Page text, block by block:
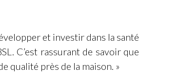
et investir dans la santé
C’est rassurant de savoir que
qualité près de la maison. »